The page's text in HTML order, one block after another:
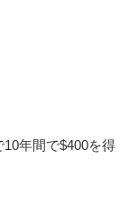
年間で$400を得